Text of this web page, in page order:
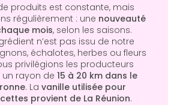
produits est constante, mais
régulièrement : une nouveauté
mois, selon les saisons.
n’est pas issu de notre
échalotes, herbes ou fleurs
privilégions les producteurs
rayon de 15 à 20 km dans le
. La vanille utilisée pour
provient de La Réunion.